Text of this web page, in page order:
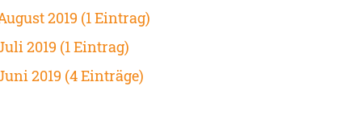
2019 (1 Eintrag)
2019 (1 Eintrag)
2019 (4 Einträge)